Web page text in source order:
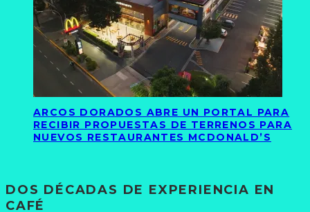
ARCOS DORADOS ABRE UN PORTAL PARA
RECIBIR PROPUESTAS DE TERRENOS PARA
NUEVOS RESTAURANTES MCDONALD’S
DOS DÉCADAS DE EXPERIENCIA EN
CAFÉ